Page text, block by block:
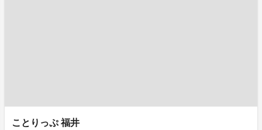
ことりっぷ 福井